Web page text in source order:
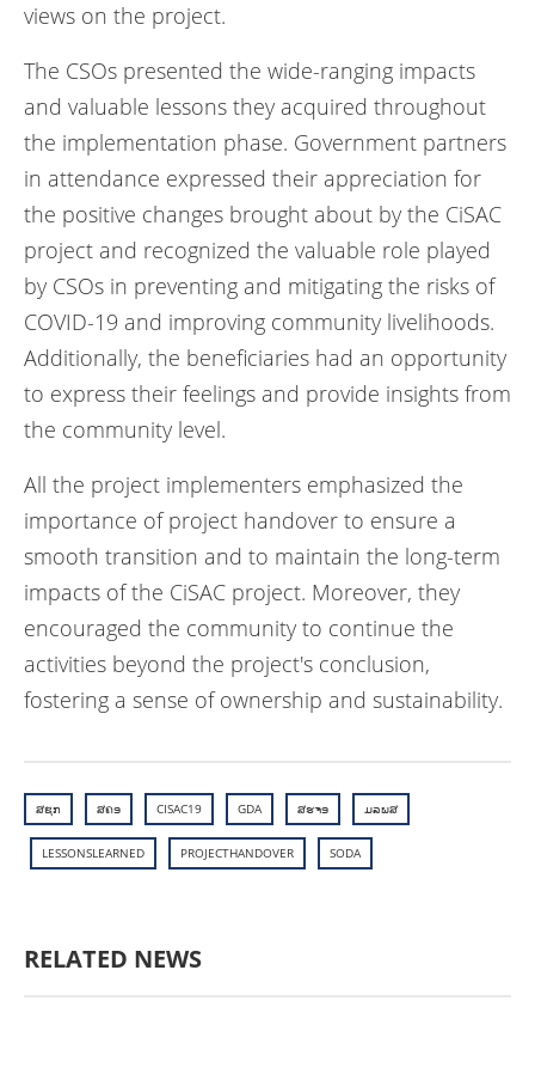
views on the project.
The CSOs presented the wide-ranging impacts
and valuable lessons they acquired throughout
the implementation phase. Government partners
in attendance expressed their appreciation for
the positive changes brought about by the CiSAC
project and recognized the valuable role played
by CSOs in preventing and mitigating the risks of
COVID-19 and improving community livelihoods.
Additionally, the beneficiaries had an opportunity
to express their feelings and provide insights from
the community level.
All the project implementers emphasized the
importance of project handover to ensure a
smooth transition and to maintain the long-term
impacts of the CiSAC project. Moreover, they
encouraged the community to continue the
activities beyond the project's conclusion,
fostering a sense of ownership and sustainability.
ສຊກ ສຄອ CISAC19 GDA ສຮຈອ ມລພສ
LESSONSLEARNED PROJECTHANDOVER SODA
RELATED NEWS